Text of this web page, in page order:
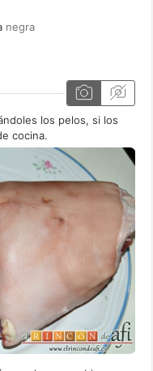
negra
los pelos, si los
cocina.